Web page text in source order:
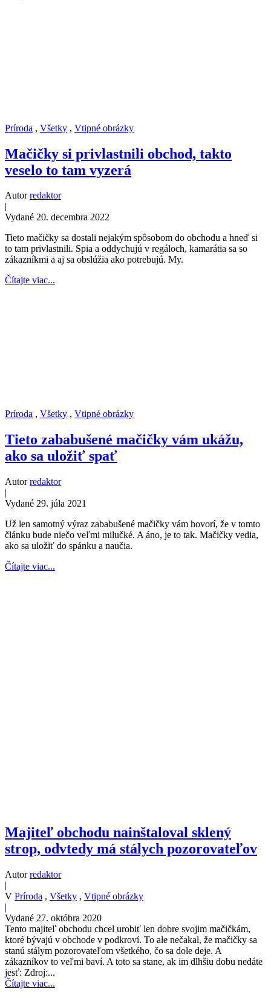
Príroda , Všetky , Vtipné obrázky
Mačičky si privlastnili obchod, takto
veselo to tam vyzerá
Autorredaktor
|
Vydané 20. decembra 2022
Tieto mačičky sa dostali nejakým spôsobom do obchodu a hneď si
to tam privlastnili. Spia a oddychujú v regáloch, kamarátia sa so
zákazníkmi a aj sa obslúžia ako potrebujú. My.
Čítajte viac...
Príroda , Všetky , Vtipné obrázky
Tieto zababušené mačičky vám ukážu,
ako sa uložiť spať
Autorredaktor
|
Vydané 29. júla 2021
Už len samotný výraz zababušené mačičky vám hovorí, že v tomto
článku bude niečo veľmi milučké. A áno, je to tak. Mačičky vedia,
ako sa uložiť do spánku a naučia.
Čítajte viac...
Majiteľ obchodu nainštaloval sklený
strop, odvtedy má stálych pozorovateľov
Autorredaktor
|
V Príroda , Všetky , Vtipné obrázky
|
Vydané 27. októbra 2020
Tento majiteľ obchodu chcel urobiť len dobre svojim mačičkám,
ktoré bývajú v obchode v podkroví. To ale nečakal, že mačičky sa
stanú stálym pozorovateľom všetkého, čo sa dole deje. A
zákazníkov to veľmi baví. A toto sa stane, ak im dlhšiu dobu nedáte
jesť: Zdroj:...
Čítajte viac...